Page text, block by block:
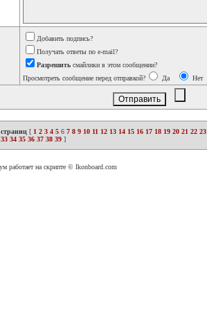
Добавить подпись?
Получать ответы по e-mail?
Разрешить смайлики в этом сообщении?
Просмотреть сообщение перед отправкой?
Да Нет
[ 1 2 3 4 5 6 7 8 9 10 11 12 13 14 15 16 17 18 19 20 21 22 23
33 34 35 36 37 38 39 ]
работает на скрипте © Ikonboard.com